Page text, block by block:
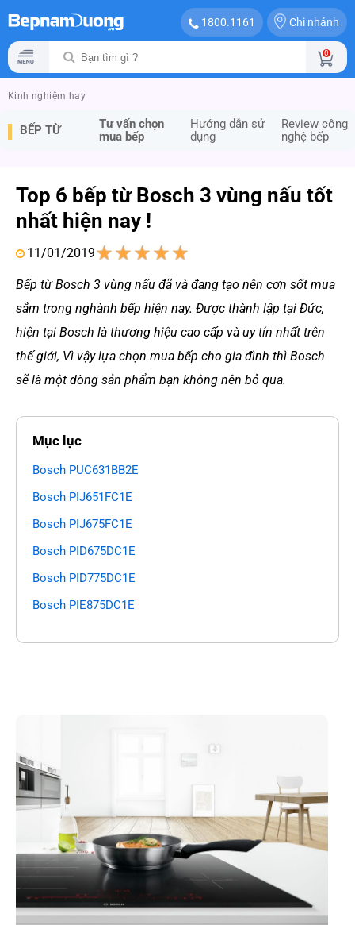
1800.1161 Chi nhánh
0
Kinh nghiệm hay
BẾP TỪ
Tư vấn chọn
mua bếp
Hướng dẫn sử
dụng
Review công
nghệ bếp
Top 6 bếp từ Bosch 3 vùng nấu tốt
nhất hiện nay !
11/01/2019
5
Bếp từ Bosch 3 vùng nấu đã và đang tạo nên cơn sốt mua
sắm trong nghành bếp hiện nay. Được thành lập tại Đức,
hiện tại Bosch là thương hiệu cao cấp và uy tín nhất trên
thế giới, Vì vậy lựa chọn mua bếp cho gia đình thì Bosch
sẽ là một dòng sản phẩm bạn không nên bỏ qua.
Mục lục
Bosch PUC631BB2E
Bosch PIJ651FC1E
Bosch PIJ675FC1E
Bosch PID675DC1E
Bosch PID775DC1E
Bosch PIE875DC1E